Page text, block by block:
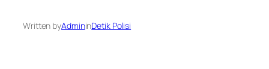
Written byAdmininDetik Polisi